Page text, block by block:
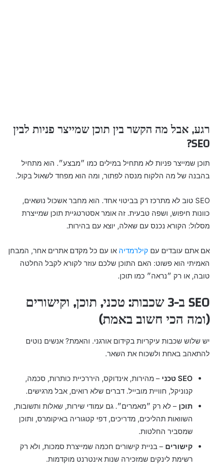
רגע, אבל מה הקשר בין תוכן שמייצר פניות לבין
SEO?
תוכן שמייצר פניות לא מתחיל במילים כמו ״מבצע״. הוא מתחיל
בהבנה של מה הלקוח מנסה לפתור, ומה הוא מפחד לשאול בקול.
SEO טוב לא מתרכז רק בביטוי אחד. הוא מחבר אשכול נושאים,
כוונות חיפוש, ושפה טבעית. זה אומר אסטרטגיית תוכן שמייצרת
מסלול: הקורא נכנס עם שאלה, יוצא עם בהירות.
אם אתם עובדים עם קילרמדיה או עם כל מקדם אתרים אחר, המבחן
האמיתי הוא פשוט: האם התוכן שלכם עוזר לקורא לקבל החלטה
טובה, או רק ״נראה״ כמו תוכן.
SEO ב-3 שכבות: טכני, תוכן, וקישורים
(ומה הכי חשוב באמת)
יש שלוש שכבות עיקריות בקידום אורגני. והאמת? אנשים נוטים
להתאהב באחת ולשכוח את השאר.
SEO טכני
– מהירות, אינדוקס, היררכיית כותרות, סכמה,
קנוניקל, חוויית מובייל. דברים שלא רואים, אבל מרגישים.
תוכן – לא רק ״מאמרים״. גם עמודי שירות, שאלות ותשובות,
השוואות תהליכים, מדריכים, דפי קטגוריה באיקומרס, ותוכן
שמסביר החלטות.
קישורים – בניית קישורים חכמה שמייצרת סמכות, ולא רק
רשימת לינקים שמזכירה שנות אינטרנט מוקדמות.